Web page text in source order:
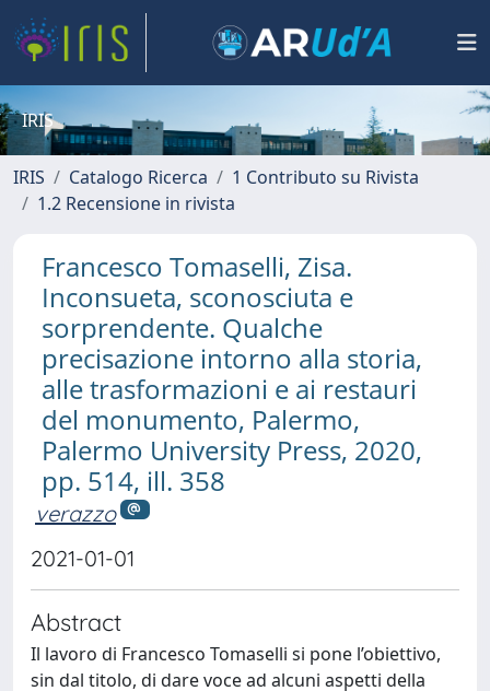
IRIS
IRIS Catalogo Ricerca
1 Contributo su Rivista
1.2 Recensione in rivista
Francesco Tomaselli, Zisa.
Inconsueta, sconosciuta e
sorprendente. Qualche
precisazione intorno alla storia,
alle trasformazioni e ai restauri
del monumento, Palermo,
Palermo University Press, 2020,
pp. 514, ill. 358
verazzo
2021-01-01
Abstract
Il lavoro di Francesco Tomaselli si pone l’obiettivo,
sin dal titolo, di dare voce ad alcuni aspetti della